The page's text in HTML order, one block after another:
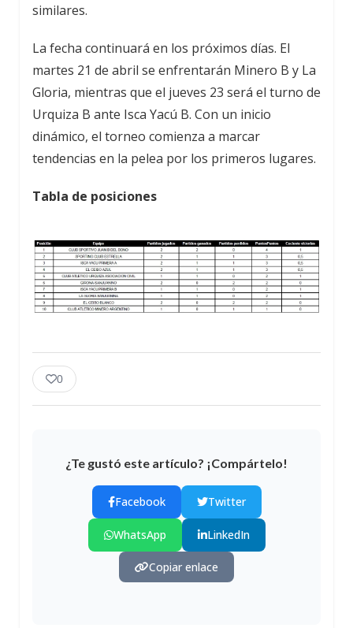
similares.
La fecha continuará en los próximos días. El
martes 21 de abril se enfrentarán Minero B y La
Gloria, mientras que el jueves 23 será el turno de
Urquiza B ante Isca Yacú B. Con un inicio
dinámico, el torneo comienza a marcar
tendencias en la pelea por los primeros lugares.
Tabla de posiciones
0
¿Te gustó este artículo? ¡Compártelo!
Facebook Twitter
WhatsApp LinkedIn
Copiar enlace